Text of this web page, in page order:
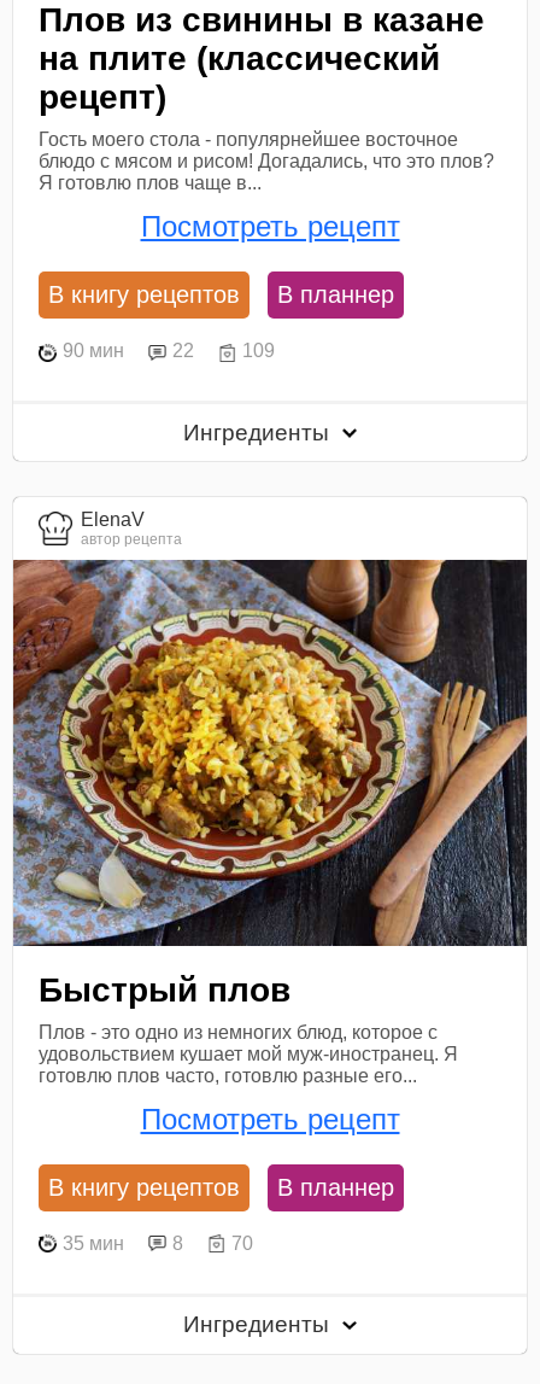
Плов из свинины в казане
на плите (классический
рецепт)
Гость моего стола - популярнейшее восточное
блюдо с мясом и рисом! Догадались, что это плов?
Я готовлю плов чаще в...
Посмотреть рецепт
В книгу рецептов В планнер
90 мин 22 109
Ингредиенты
ElenaV
автор рецепта
Быстрый плов
Плов - это одно из немногих блюд, которое с
удовольствием кушает мой муж-иностранец. Я
готовлю плов часто, готовлю разные его...
Посмотреть рецепт
В книгу рецептов В планнер
35 мин 8 70
Ингредиенты